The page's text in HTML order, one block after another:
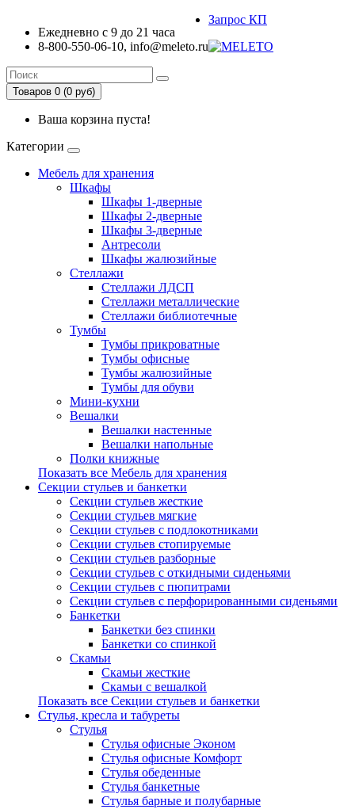
Ежедневно с 9 до 21 часа
8-800-550-06-10, info@meleto.ru
Запрос КП
Товаров 0 (0 pуб)
Ваша корзина пуста!
Категории
Мебель для хранения
Шкафы
Шкафы 1-дверные
Шкафы 2-дверные
Шкафы 3-дверные
Антресоли
Шкафы жалюзийные
Стеллажи
Стеллажи ЛДСП
Стеллажи металлические
Стеллажи библиотечные
Тумбы
Тумбы прикроватные
Тумбы офисные
Тумбы жалюзийные
Тумбы для обуви
Мини-кухни
Вешалки
Вешалки настенные
Вешалки напольные
Полки книжные
Показать все Мебель для хранения
Секции стульев и банкетки
Секции стульев жесткие
Секции стульев мягкие
Секции стульев с подлокотниками
Секции стульев стопируемые
Секции стульев разборные
Секции стульев с откидными сиденьями
Секции стульев с пюпитрами
Секции стульев с перфорированными сиденьями
Банкетки
Банкетки без спинки
Банкетки со спинкой
Скамьи
Скамьи жесткие
Скамьи с вешалкой
Показать все Секции стульев и банкетки
Стулья, кресла и табуреты
Стулья
Стулья офисные Эконом
Стулья офисные Комфорт
Стулья обеденные
Стулья банкетные
Стулья барные и полубарные